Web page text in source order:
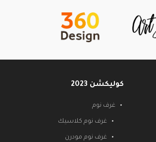
كوليكشن 2023
غرف نوم
غرف نوم كلاسيك
غرف نوم مودرن